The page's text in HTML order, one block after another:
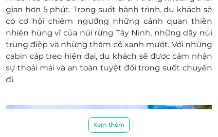
gian hơn 5 phút. Trong suốt hành trình, du khách sẽ
có cơ hội chiêm ngưỡng những cảnh quan thiên
nhiên hùng vĩ của núi rừng Tây Ninh, những dãy núi
trùng điệp và những thảm cỏ xanh mướt. Với những
cabin cáp treo hiện đại, du khách sẽ được cảm nhận
sự thoải mái và an toàn tuyệt đối trong suốt chuyến
đi.
Xem thêm